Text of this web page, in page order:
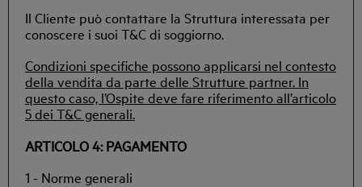
Il Cliente può contattare la Struttura interessata per
conoscere i suoi T&C di soggiorno.
Condizioni specifiche possono applicarsi nel contesto
della vendita da parte delle Strutture partner. In
questo caso, l’Ospite deve fare riferimento all’articolo
5 dei T&C generali.
ARTICOLO 4: PAGAMENTO
1 - Norme generali